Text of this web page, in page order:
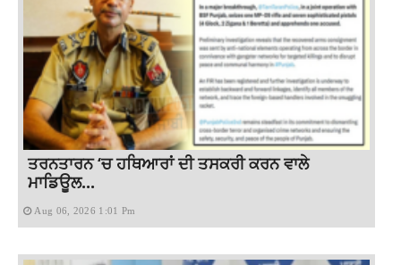
ਤਰਨਤਾਰਨ ‘ਚ ਹਥਿਆਰਾਂ ਦੀ ਤਸਕਰੀ ਕਰਨ ਵਾਲੇ
ਮਾਡਿਊਲ...
Aug 06, 2026 1:01 Pm